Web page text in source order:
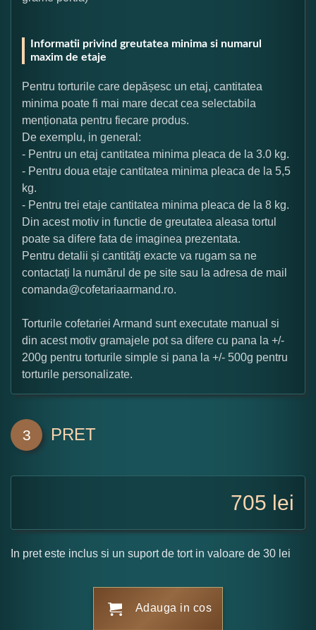
Informatii privind greutatea minima si numarul
maxim de etaje
Pentru torturile care depășesc un etaj, cantitatea
minima poate fi mai mare decat cea selectabila
menționata pentru fiecare produs.
De exemplu, in general:
- Pentru un etaj cantitatea minima pleaca de la 3.0 kg.
- Pentru doua etaje cantitatea minima pleaca de la 5,5
kg.
- Pentru trei etaje cantitatea minima pleaca de la 8 kg.
Din acest motiv in functie de greutatea aleasa tortul
poate sa difere fata de imaginea prezentata.
Pentru detalii și cantități exacte va rugam sa ne
contactați la numărul de pe site sau la adresa de mail
comanda@cofetariaarmand.ro.
Torturile cofetariei Armand sunt executate manual si
din acest motiv gramajele pot sa difere cu pana la +/-
200g pentru torturile simple si pana la +/- 500g pentru
torturile personalizate.
3 PRET
705 lei
In pret este inclus si un suport de tort in valoare de 30 lei
Adauga in cos